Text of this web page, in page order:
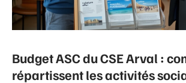
Budget ASC du CSE Arval :
répartissent les activités